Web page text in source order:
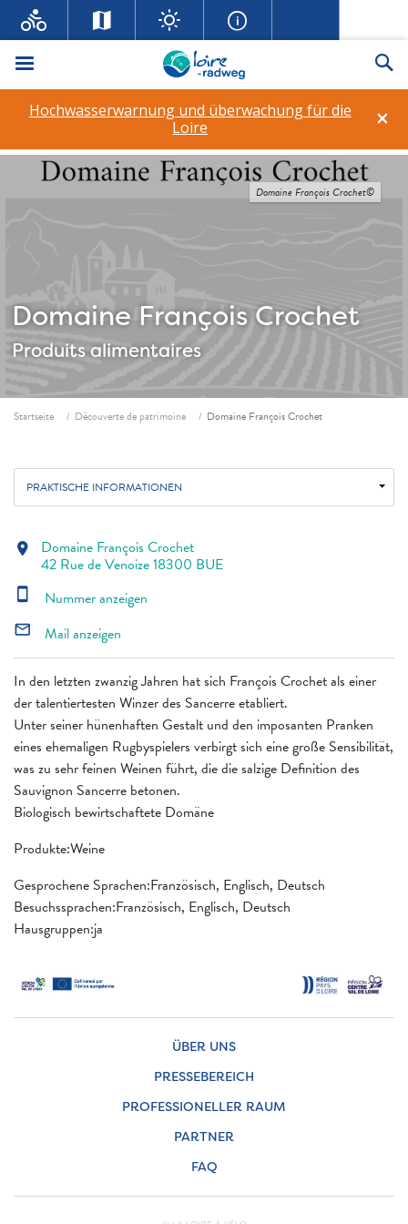
Menü
×
Hochwasserwarnung und überwachung für die
Loire
Domaine François Crochet
Produits alimentaires
Domaine François Crochet©
Fil d'ariane
Startseite Découverte de patrimoine Domaine François Crochet
PRAKTISCHE INFORMATIONEN
In den letzten zwanzig Jahren hat sich François Crochet als einer
der talentiertesten Winzer des Sancerre etabliert.
Unter seiner hünenhaften Gestalt und den imposanten Pranken
eines ehemaligen Rugbyspielers verbirgt sich eine große Sensibilität,
was zu sehr feinen Weinen führt, die die salzige Definition des
Sauvignon Sancerre betonen.
Biologisch bewirtschaftete Domäne
Produkte:Weine
Gesprochene Sprachen:Französisch, Englisch, Deutsch
Besuchssprachen:Französisch, Englisch, Deutsch
Hausgruppen:ja
location_on Domaine François Crochet
42 Rue de Venoize 18300 BUE
smartphone Nummer anzeigen
mail_outline Mail anzeigen
ÜBER UNS
PRESSEBEREICH
PROFESSIONELLER RAUM
PARTNER
FAQ